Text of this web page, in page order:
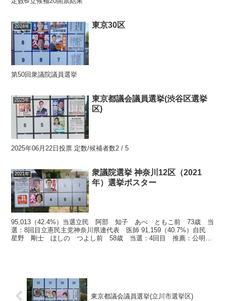
2024年 東京30区
第50回衆議院議員選挙
2025年
東京都議会議員選挙(渋谷区選挙
区)
2025年06月22日投票 定数/候補者数2 / 5
2021年
衆議院選挙 神奈川12区（2021
年）選挙ポスター
95,013（42.4%）当選立民 阿部 知子 あべ ともこ前 73歳 当
選：8回目立憲民主党神奈川県連代表 医師 91,159（40.7%）自民
星野 剛士 ほしの つよし前 58歳 当選：4回目 推薦：公明自
東京都議会議員選挙(立川市選挙区)